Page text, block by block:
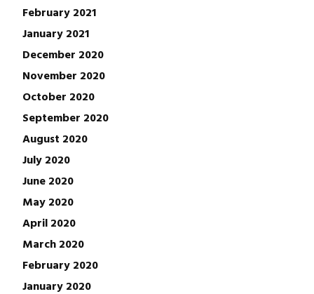
February 2021
January 2021
December 2020
November 2020
October 2020
September 2020
August 2020
July 2020
June 2020
May 2020
April 2020
March 2020
February 2020
January 2020